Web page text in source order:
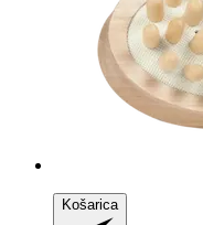
Košarica